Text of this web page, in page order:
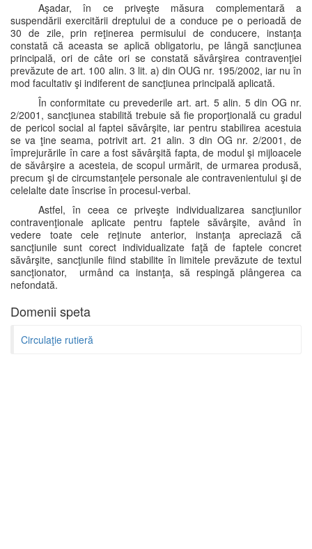
Aşadar, în ce priveşte măsura complementară a
suspendării exercitării dreptului de a conduce pe o perioadă de
30 de zile, prin reţinerea permisului de conducere, instanţa
constată că aceasta se aplică obligatoriu, pe lângă sancţiunea
principală, ori de câte ori se constată săvârşirea contravenţiei
prevăzute de art. 100 alin. 3 lit. a) din OUG nr. 195/2002, iar nu în
mod facultativ şi indiferent de sancţiunea principală aplicată.
În conformitate cu prevederile art. art. 5 alin. 5 din OG nr.
2/2001, sancţiunea stabilită trebuie să fie proporţională cu gradul
de pericol social al faptei săvârşite, iar pentru stabilirea acestuia
se va ţine seama, potrivit art. 21 alin. 3 din OG nr. 2/2001, de
împrejurările în care a fost săvârşită fapta, de modul şi mijloacele
de săvârşire a acesteia, de scopul urmărit, de urmarea produsă,
precum şi de circumstanţele personale ale contravenientului şi de
celelalte date înscrise în procesul-verbal.
Astfel, în ceea ce priveşte individualizarea sancţiunilor
contravenţionale aplicate pentru faptele săvârşite, având în
vedere toate cele reţinute anterior, instanţa apreciază că
sancţiunile sunt corect individualizate faţă de faptele concret
săvârşite, sancţiunile fiind stabilite în limitele prevăzute de textul
sancţionator, urmând ca instanţa, să respingă plângerea ca
nefondată.
Domenii speta
Circulaţie rutieră